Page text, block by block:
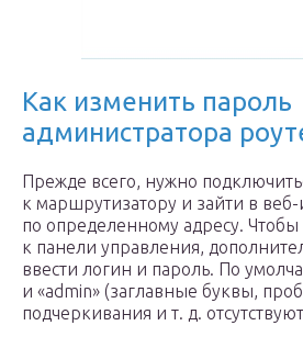
Как изменить пароль
администратора
Прежде всего, нужно
к маршрутизатору и зайти в
по определенному адресу. Чтобы
к панели управления,
ввести логин и пароль. По
и «admin» (заглавные буквы,
подчеркивания и т. д.